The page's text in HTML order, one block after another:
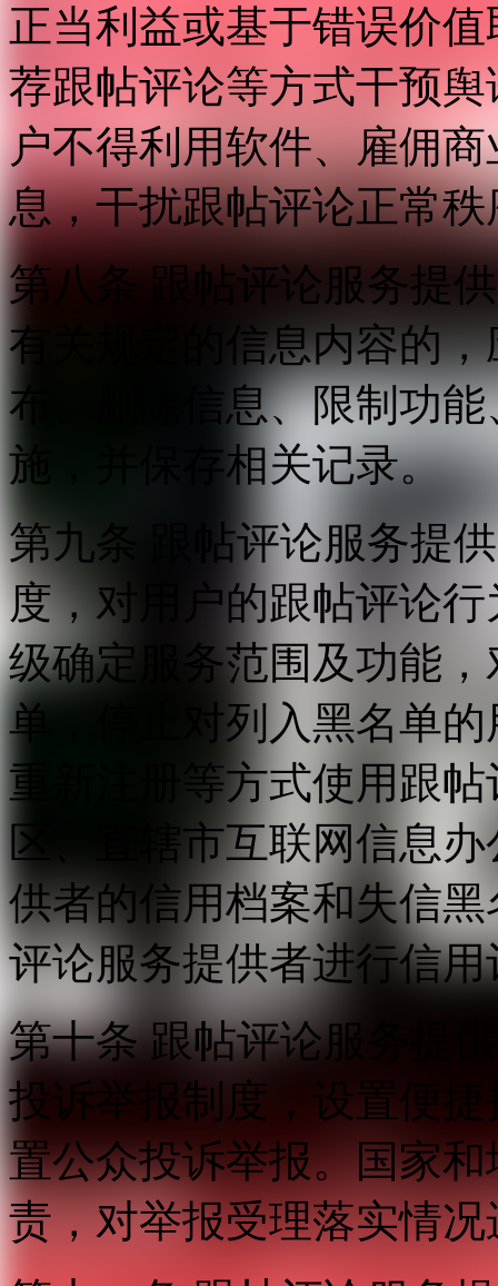
正当利益或基于错误价
荐跟帖评论等方式干预
户不得利用软件、雇佣
息，干扰跟帖评论正常
第八条 跟帖评论服务提
有关规定的信息内容的
布、删除信息、限制功
施，并保存相关记录。
第九条 跟帖评论服务提
度，对用户的跟帖评论
级确定服务范围及功能
单，停止对列入黑名单
重新注册等方式使用跟
区、直辖市互联网信息
供者的信用档案和失信
评论服务提供者进行信用
第十条 跟帖评论服务提
投诉举报制度，设置便
置公众投诉举报。国家
责，对举报受理落实情